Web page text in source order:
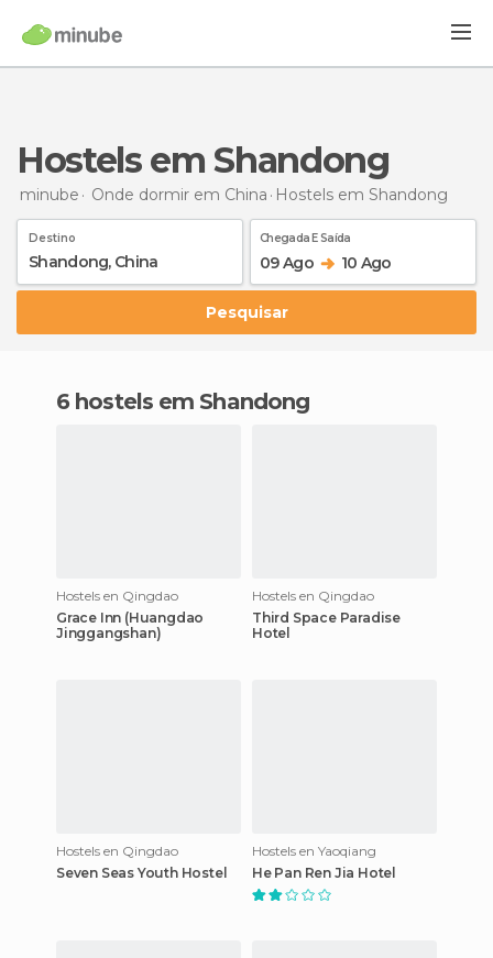
Hostels em Shandong
minube Onde dormir em China Hostels em Shandong
Destino Chegada E Saída
09 Ago 10 Ago
Pesquisar
6 hostels em Shandong
Hostels en Qingdao
Grace Inn (Huangdao
Jinggangshan)
Hostels en Qingdao
Third Space Paradise
Hotel
Hostels en Qingdao
Seven Seas Youth Hostel
Hostels en Yaoqiang
He Pan Ren Jia Hotel